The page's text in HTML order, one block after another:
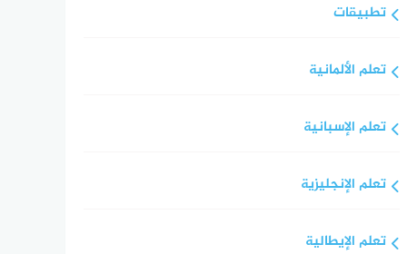
تطبيقات
تعلم الألمانية
تعلم الإسبانية
تعلم الإنجليزية
تعلم الإيطالية